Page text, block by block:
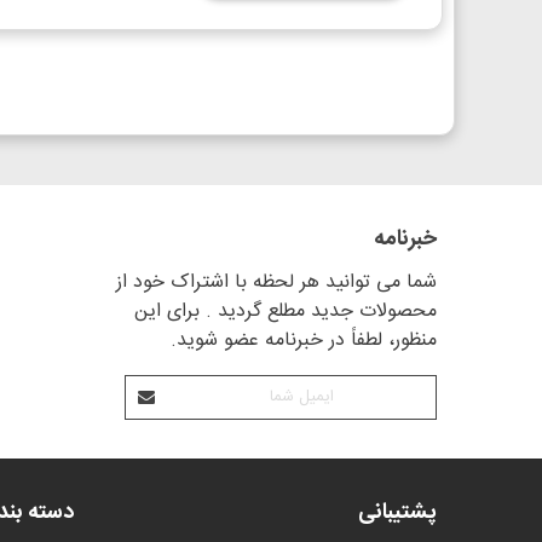
خبرنامه
شما می توانید هر لحظه با اشتراک خود از
محصولات جدید مطلع گردید . برای این
منظور، لطفاً در خبرنامه عضو شوید.
پشتیبانی دسته